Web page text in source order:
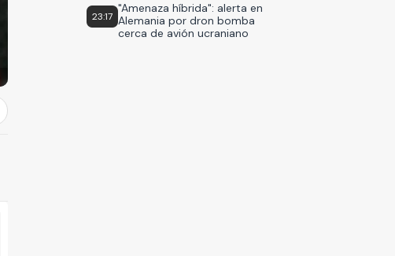
23:17
"Amenaza híbrida": alerta en
Alemania por dron bomba
cerca de avión ucraniano